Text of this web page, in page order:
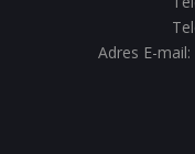
Adres E-mail: